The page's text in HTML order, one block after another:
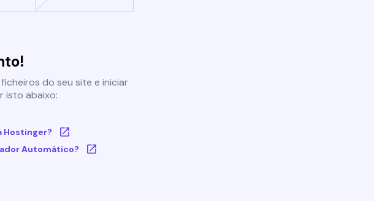
do seu site e iniciar
isto abaixo:
Hostinger?
Automático?